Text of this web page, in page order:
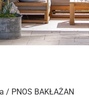
/ PNOS BAKŁAŻAN